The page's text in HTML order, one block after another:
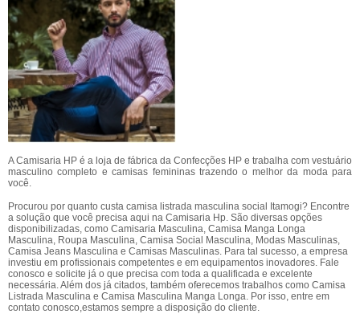
A Camisaria HP é a loja de fábrica da Confecções HP e trabalha com vestuário
masculino completo e camisas femininas trazendo o melhor da moda para
você.
Procurou por quanto custa camisa listrada masculina social Itamogi? Encontre
a solução que você precisa aqui na Camisaria Hp. São diversas opções
disponibilizadas, como Camisaria Masculina, Camisa Manga Longa
Masculina, Roupa Masculina, Camisa Social Masculina, Modas Masculinas,
Camisa Jeans Masculina e Camisas Masculinas. Para tal sucesso, a empresa
investiu em profissionais competentes e em equipamentos inovadores. Fale
conosco e solicite já o que precisa com toda a qualificada e excelente
necessária. Além dos já citados, também oferecemos trabalhos como Camisa
Listrada Masculina e Camisa Masculina Manga Longa. Por isso, entre em
contato conosco,estamos sempre a disposição do cliente.